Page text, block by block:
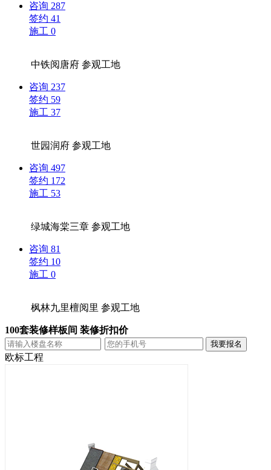
咨询 287
签约 41
施工 0
中铁阅唐府参观工地
咨询 237
签约 59
施工 37
世园润府参观工地
咨询 497
签约 172
施工 53
绿城海棠三章参观工地
咨询 81
签约 10
施工 0
枫林九里檀阅里参观工地
100套装修样板间 装修折扣价
欧标工程